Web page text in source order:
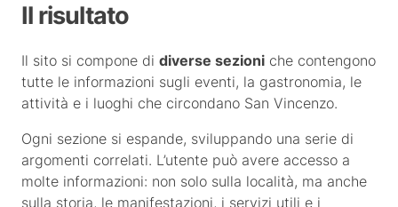
Il risultato
Il sito si compone di diverse sezioni che contengono
tutte le informazioni sugli eventi, la gastronomia, le
attività e i luoghi che circondano San Vincenzo.
Ogni sezione si espande, sviluppando una serie di
argomenti correlati. L’utente può avere accesso a
molte informazioni: non solo sulla località, ma anche
sulla storia, le manifestazioni, i servizi utili e i